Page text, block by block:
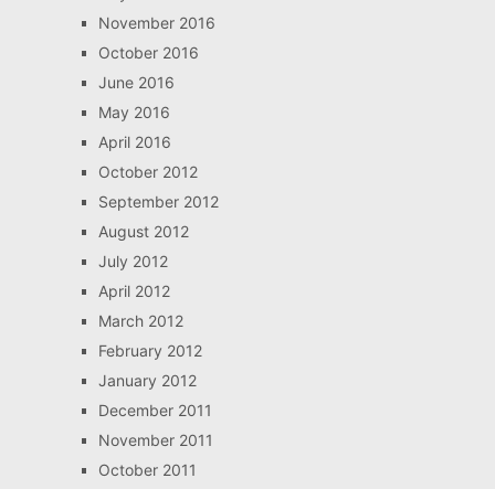
November 2016
October 2016
June 2016
May 2016
April 2016
October 2012
September 2012
August 2012
July 2012
April 2012
March 2012
February 2012
January 2012
December 2011
November 2011
October 2011